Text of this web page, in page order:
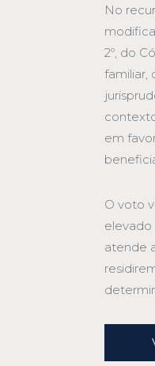
No
2º, do
familiar,
em
O voto
elevado
atende